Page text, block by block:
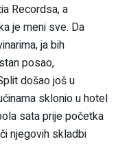
Recordsa, a
je meni sve. Da
ja bih
posao,
došao još u
sklonio u hotel
sata prije početka
njegovih skladbi